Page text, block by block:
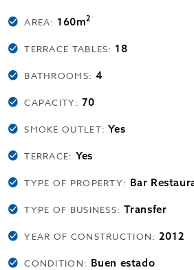
AREA: 160m2
TERRACE TABLES: 18
BATHROOMS: 4
CAPACITY:70
SMOKE OUTLET:Yes
TERRACE: Yes
TYPE OF PROPERTY: Bar
TYPE OF BUSINESS: Transfer
YEAR OF CONSTRUCTION: 2012
CONDITION: Buen estado